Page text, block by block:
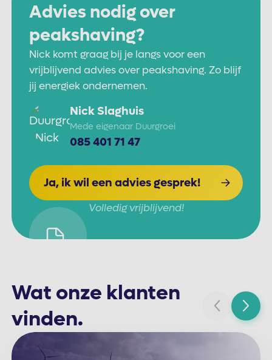
Advies nodig over
peakshaving?
Nick komt graag bij je langs voor een
vrijblijvend advies over peakshaving. Zo blijf
jij energiek ondernemen.
Nick Slaghuis
Mede eigenaar Duurgroei
085 401 71 47
Ja, ik wil een advies gesprek!
Volledig vrijblijvend!
Wat onze klanten
vinden.